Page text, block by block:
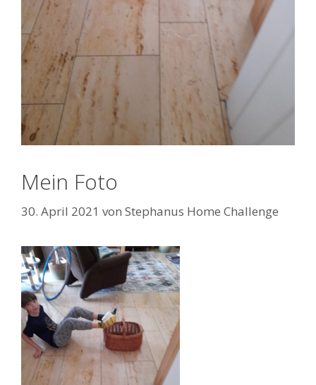
Mein Foto
30. April 2021 von Stephanus Home Challenge